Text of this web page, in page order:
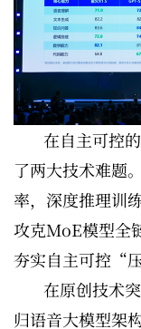
在自主可控
了两大技术难题
率，深度推理训
攻克MoE模型全
夯实自主可控“
在原创技术
归语音大模型架